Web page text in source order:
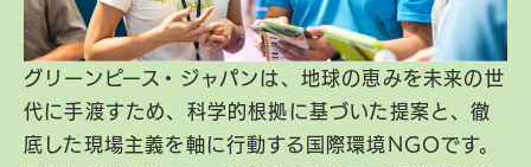
グリーンピース・ジャパンは、地球の恵みを未来の世
代に手渡すため、科学的根拠に基づいた提案と、徹
底した現場主義を軸に行動する国際環境NGOです。